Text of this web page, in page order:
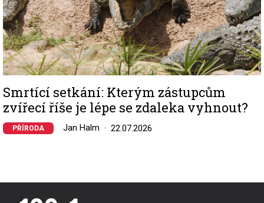
Smrtící setkání: Kterým zástupcům
zvířecí říše je lépe se zdaleka vyhnout?
PŘÍRODA Jan Halm 22.07.2026